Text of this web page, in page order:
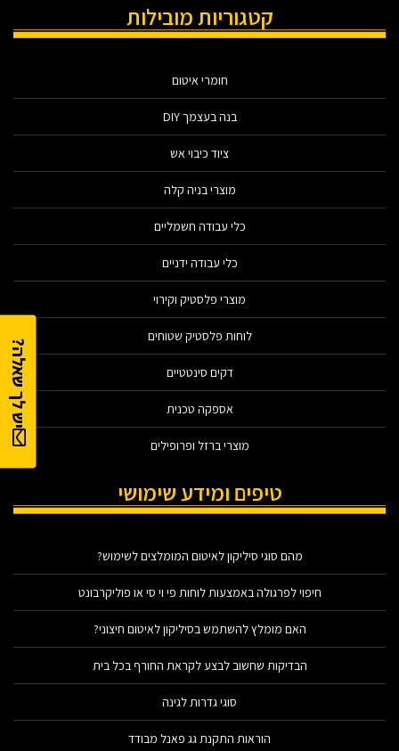
יש לך שאלה?
קטגוריות מובילות
חומרי איטום
בנה בעצמך DIY
ציוד כיבוי אש
מוצרי בניה קלה
כלי עבודה חשמליים
כלי עבודה ידניים
מוצרי פלסטיק וקירוי
לוחות פלסטיק שטוחים
דקים סינטטיים
אספקה טכנית
מוצרי ברזל ופרופילים
טיפים ומידע שימושי
מהם סוגי סיליקון לאיטום המומלצים לשימוש?
חיפוי לפרגולה באמצעות לוחות פי וי סי או פוליקרבונט
האם מומלץ להשתמש בסיליקון לאיטום חיצוני?
הבדיקות שחשוב לבצע לקראת החורף בכל בית
סוגי גדרות לגינה
הוראות התקנת גג פאנל מבודד